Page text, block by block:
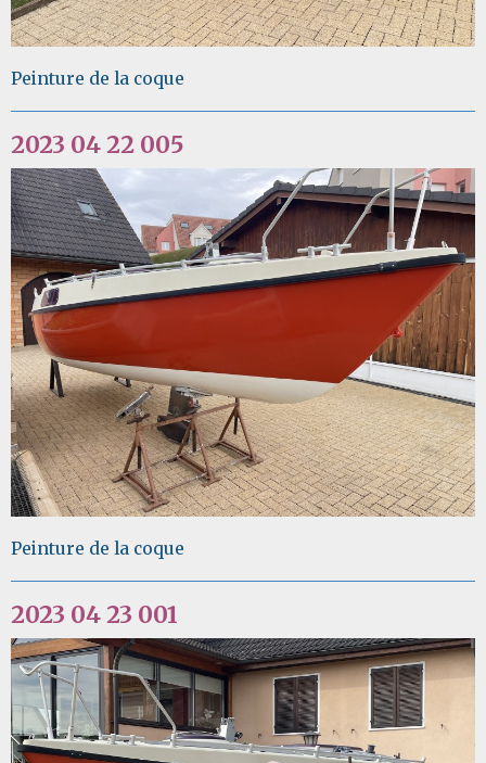
Peinture de la coque
2023 04 22 005
Peinture de la coque
2023 04 23 001